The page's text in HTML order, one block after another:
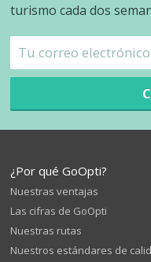
turismo cada dos
¿Por qué GoOpti?
Nuestras ventajas
Las cifras de GoOpti
Nuestras rutas
Nuestros estándares de